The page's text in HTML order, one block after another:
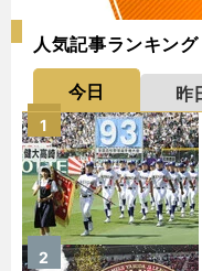
人気記事ランキング
今日 昨
1
2